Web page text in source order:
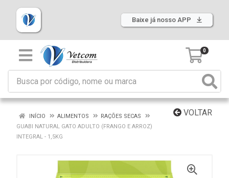
Baixe já nosso APP
0
VOLTAR
INÍCIO ALIMENTOS
RAÇÕES SECAS
GUABI NATURAL GATO ADULTO (FRANGO E ARROZ)
INTEGRAL - 1,5KG